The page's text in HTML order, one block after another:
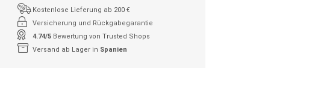
Kostenlose Lieferung ab 200 €
Versicherung und Rückgabegarantie
4.74/5 Bewertung von Trusted Shops
Versand ab Lager in Spanien